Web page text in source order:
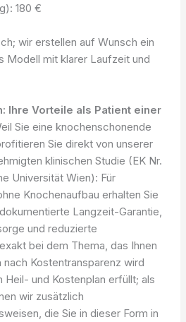
180 €
wir erstellen auf Wunsch ein
Modell mit klarer Laufzeit und
Ihre Vorteile als Patient einer
Sie eine knochenschonende
Sie direkt von unserer
klinischen Studie (EK Nr.
Universität Wien): Für
Knochenaufbau erhalten Sie
Langzeit-Garantie,
und reduzierte
bei dem Thema, das Ihnen
Kostentransparenz wird
Heil- und Kostenplan erfüllt; als
wir zusätzlich
die Sie in dieser Form in